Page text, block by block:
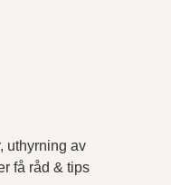
uthyrning av
få råd & tips